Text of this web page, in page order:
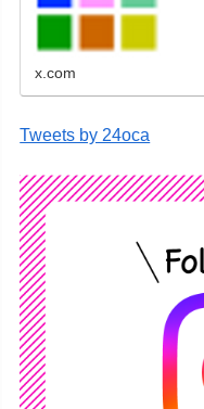
x.com
Tweets by 24oca